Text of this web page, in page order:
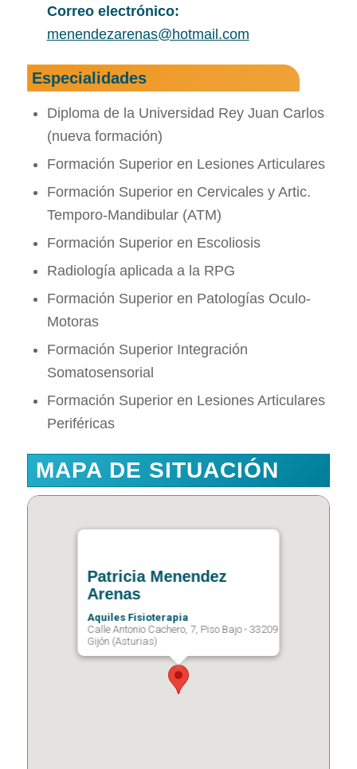
Correo electrónico:
menendezarenas@hotmail.com
Especialidades
Diploma de la Universidad Rey Juan Carlos
(nueva formación)
Formación Superior en Lesiones Articulares
Formación Superior en Cervicales y Artic.
Temporo-Mandibular (ATM)
Formación Superior en Escoliosis
Radiología aplicada a la RPG
Formación Superior en Patologí­as Oculo-
Motoras
Formación Superior Integración
Somatosensorial
Formación Superior en Lesiones Articulares
Periféricas
MAPA DE SITUACIÓN
Patricia Menendez
Arenas
Aquiles Fisioterapia
Calle Antonio Cachero, 7, Piso Bajo - 33209
Gijón (Asturias)